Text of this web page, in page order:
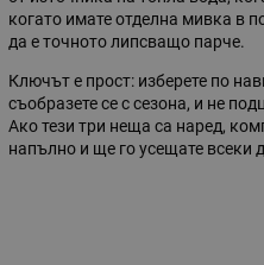
когато имате отделна мивка в
да е точното липсващо парче.
Ключът е прост: изберете по
съобразете се с сезона, и не
Ако тези три неща са наред,
напълно и ще го усещате всеки